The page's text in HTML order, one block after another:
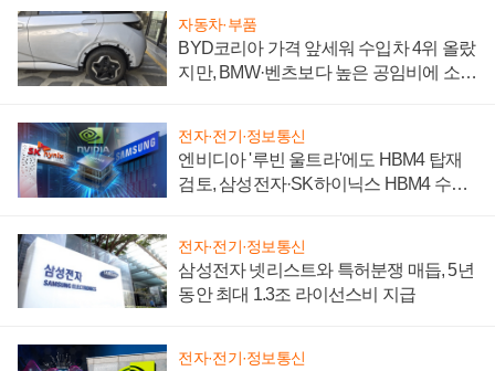
자동차·부품
BYD코리아 가격 앞세워 수입차 4위 올랐
지만, BMW·벤츠보다 높은 공임비에 소비
전자·전기·정보통신
엔비디아 '루빈 울트라'에도 HBM4 탑재
검토, 삼성전자·SK하이닉스 HBM4 수율
전자·전기·정보통신
삼성전자 넷리스트와 특허분쟁 매듭, 5년
동안 최대 1.3조 라이선스비 지급
전자·전기·정보통신